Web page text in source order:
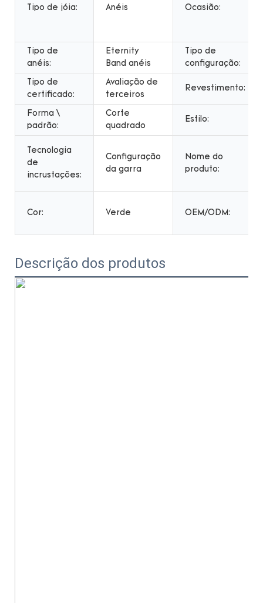
Tipo de jóia: Anéis Ocasião:
Tipo de
anéis:
Eternity
Band anéis
Tipo de
configuração:
Tipo de
certificado:
Avaliação de
terceiros
Revestimento:
Forma \
padrão:
Corte
quadrado
Estilo:
Tecnologia
de
incrustações:
Configuração
da garra
Nome do
produto:
Cor: Verde OEM/ODM:
Descrição dos produtos